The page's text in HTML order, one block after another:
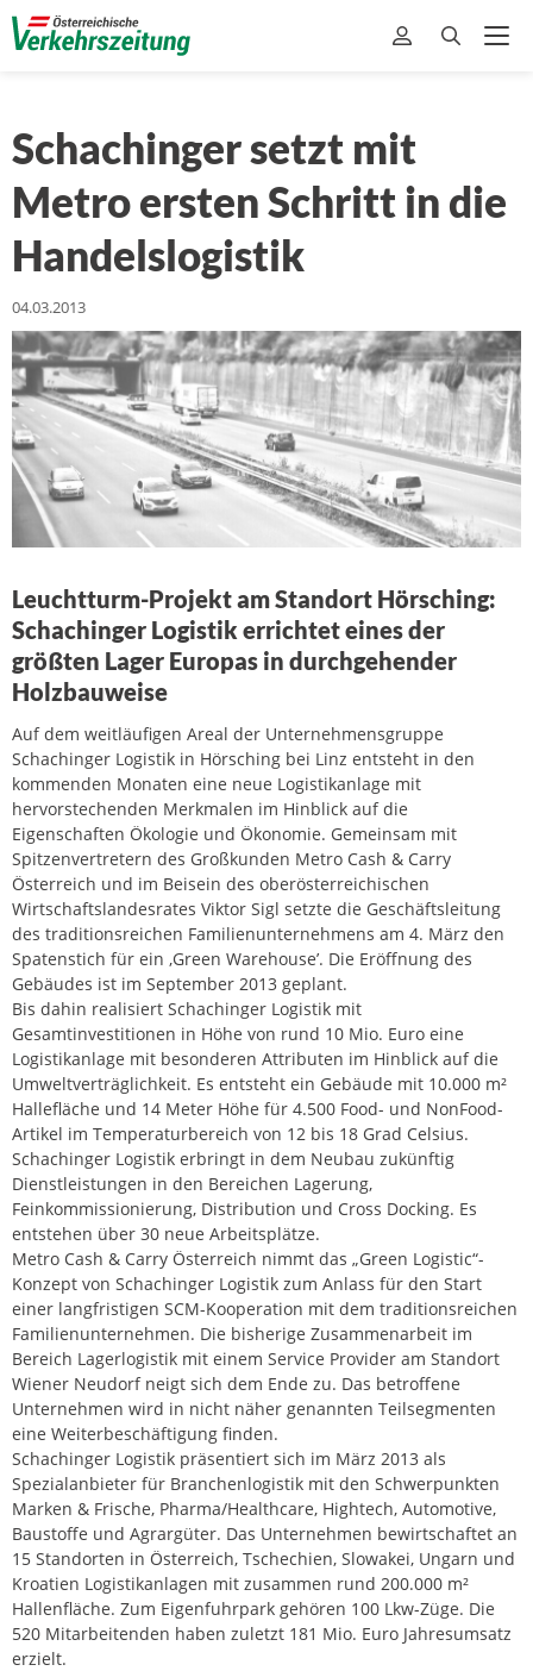
Schachinger setzt mit
Metro ersten Schritt in die
Handelslogistik
04.03.2013
Leuchtturm-Projekt am Standort Hörsching:
Schachinger Logistik errichtet eines der
größten Lager Europas in durchgehender
Holzbauweise
Auf dem weitläufigen Areal der Unternehmensgruppe
Schachinger Logistik in Hörsching bei Linz entsteht in den
kommenden Monaten eine neue Logistikanlage mit
hervorstechenden Merkmalen im Hinblick auf die
Eigenschaften Ökologie und Ökonomie. Gemeinsam mit
Spitzenvertretern des Großkunden Metro Cash & Carry
Österreich und im Beisein des oberösterreichischen
Wirtschaftslandesrates Viktor Sigl setzte die Geschäftsleitung
des traditionsreichen Familienunternehmens am 4. März den
Spatenstich für ein ‚Green Warehouse’. Die Eröffnung des
Gebäudes ist im September 2013 geplant.
Bis dahin realisiert Schachinger Logistik mit
Gesamtinvestitionen in Höhe von rund 10 Mio. Euro eine
Logistikanlage mit besonderen Attributen im Hinblick auf die
Umweltverträglichkeit. Es entsteht ein Gebäude mit 10.000 m²
Hallefläche und 14 Meter Höhe für 4.500 Food- und NonFood-
Artikel im Temperaturbereich von 12 bis 18 Grad Celsius.
Schachinger Logistik erbringt in dem Neubau zukünftig
Dienstleistungen in den Bereichen Lagerung,
Feinkommissionierung, Distribution und Cross Docking. Es
entstehen über 30 neue Arbeitsplätze.
Metro Cash & Carry Österreich nimmt das „Green Logistic“-
Konzept von Schachinger Logistik zum Anlass für den Start
einer langfristigen SCM-Kooperation mit dem traditionsreichen
Familienunternehmen. Die bisherige Zusammenarbeit im
Bereich Lagerlogistik mit einem Service Provider am Standort
Wiener Neudorf neigt sich dem Ende zu. Das betroffene
Unternehmen wird in nicht näher genannten Teilsegmenten
eine Weiterbeschäftigung finden.
Schachinger Logistik präsentiert sich im März 2013 als
Spezialanbieter für Branchenlogistik mit den Schwerpunkten
Marken & Frische, Pharma/Healthcare, Hightech, Automotive,
Baustoffe und Agrargüter. Das Unternehmen bewirtschaftet an
15 Standorten in Österreich, Tschechien, Slowakei, Ungarn und
Kroatien Logistikanlagen mit zusammen rund 200.000 m²
Hallenfläche. Zum Eigenfuhrpark gehören 100 Lkw-Züge. Die
520 Mitarbeitenden haben zuletzt 181 Mio. Euro Jahresumsatz
erzielt.